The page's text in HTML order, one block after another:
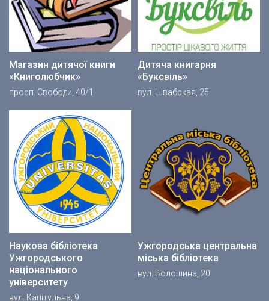
Магазин дитячої книги
«Книголюбчик»
просп. Свободи, 40/1
Дитяча книгарня
«Буксвіль»
вул. Швабская, 25
Наукова бібліотека
Ужгородського
національного
університету
вул. Капітульна, 9
Ужгородська центральна
міська бібліотека
вул. Волошина, 20